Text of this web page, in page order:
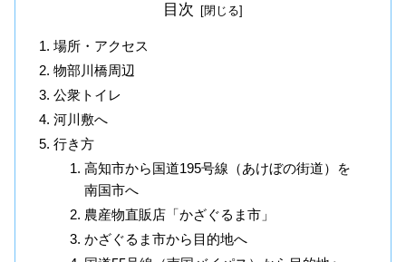
目次
場所・アクセス
物部川橋周辺
公衆トイレ
河川敷へ
行き方
高知市から国道195号線（あけぼの街道）を
南国市へ
農産物直販店「かざぐるま市」
かざぐるま市から目的地へ